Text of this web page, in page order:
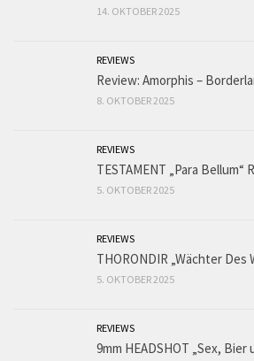
14. OKTOBER 2025
REVIEWS
Review: Amorphis –
8. OKTOBER 2025
REVIEWS
TESTAMENT „Para Bellum“
5. OKTOBER 2025
REVIEWS
THORONDIR „Wächter Des
5. OKTOBER 2025
REVIEWS
9mm HEADSHOT „Sex, Bier